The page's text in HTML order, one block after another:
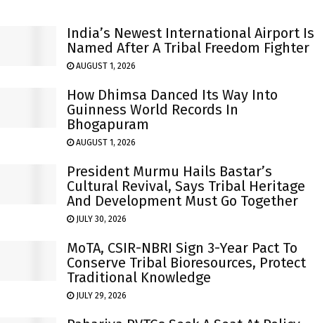
India’s Newest International Airport Is
Named After A Tribal Freedom Fighter
AUGUST 1, 2026
How Dhimsa Danced Its Way Into
Guinness World Records In
Bhogapuram
AUGUST 1, 2026
President Murmu Hails Bastar’s
Cultural Revival, Says Tribal Heritage
And Development Must Go Together
JULY 30, 2026
MoTA, CSIR-NBRI Sign 3-Year Pact To
Conserve Tribal Bioresources, Protect
Traditional Knowledge
JULY 29, 2026